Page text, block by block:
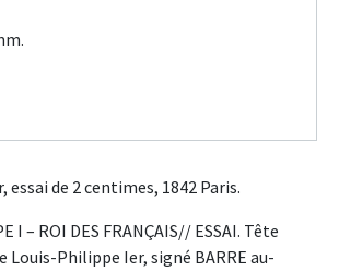
de 2 centimes, 1842 Paris.
I – ROI DES FRANÇAIS// ESSAI. Tête
Louis-Philippe Ier, signé BARRE au-